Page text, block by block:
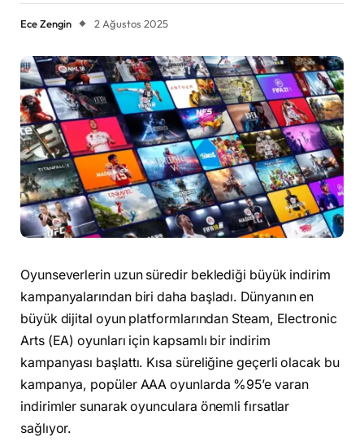
Ece Zengin 2 Ağustos 2025
Oyunseverlerin uzun süredir beklediği büyük indirim
kampanyalarından biri daha başladı. Dünyanın en
büyük dijital oyun platformlarından Steam, Electronic
Arts (EA) oyunları için kapsamlı bir indirim
kampanyası başlattı. Kısa süreliğine geçerli olacak bu
kampanya, popüler AAA oyunlarda %95’e varan
indirimler sunarak oyunculara önemli fırsatlar
sağlıyor.